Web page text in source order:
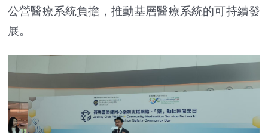
公營醫療系統負擔，推動基層醫療系統的可持續發
展。